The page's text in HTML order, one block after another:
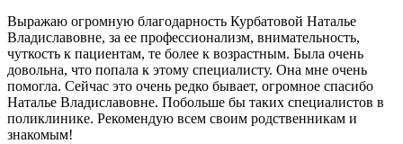
Выражаю огромную благодарность Курбатовой Наталье
Владиславовне, за ее профессионализм, внимательность,
чуткость к пациентам, те более к возрастным. Была очень
довольна, что попала к этому специалисту. Она мне очень
помогла. Сейчас это очень редко бывает, огромное спасибо
Наталье Владиславовне. Побольше бы таких специалистов в
поликлинике. Рекомендую всем своим родственникам и
знакомым!